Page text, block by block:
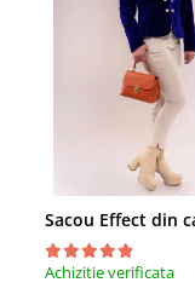
Achizitie verificata